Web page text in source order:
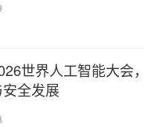
世界人工智能大会
全发展